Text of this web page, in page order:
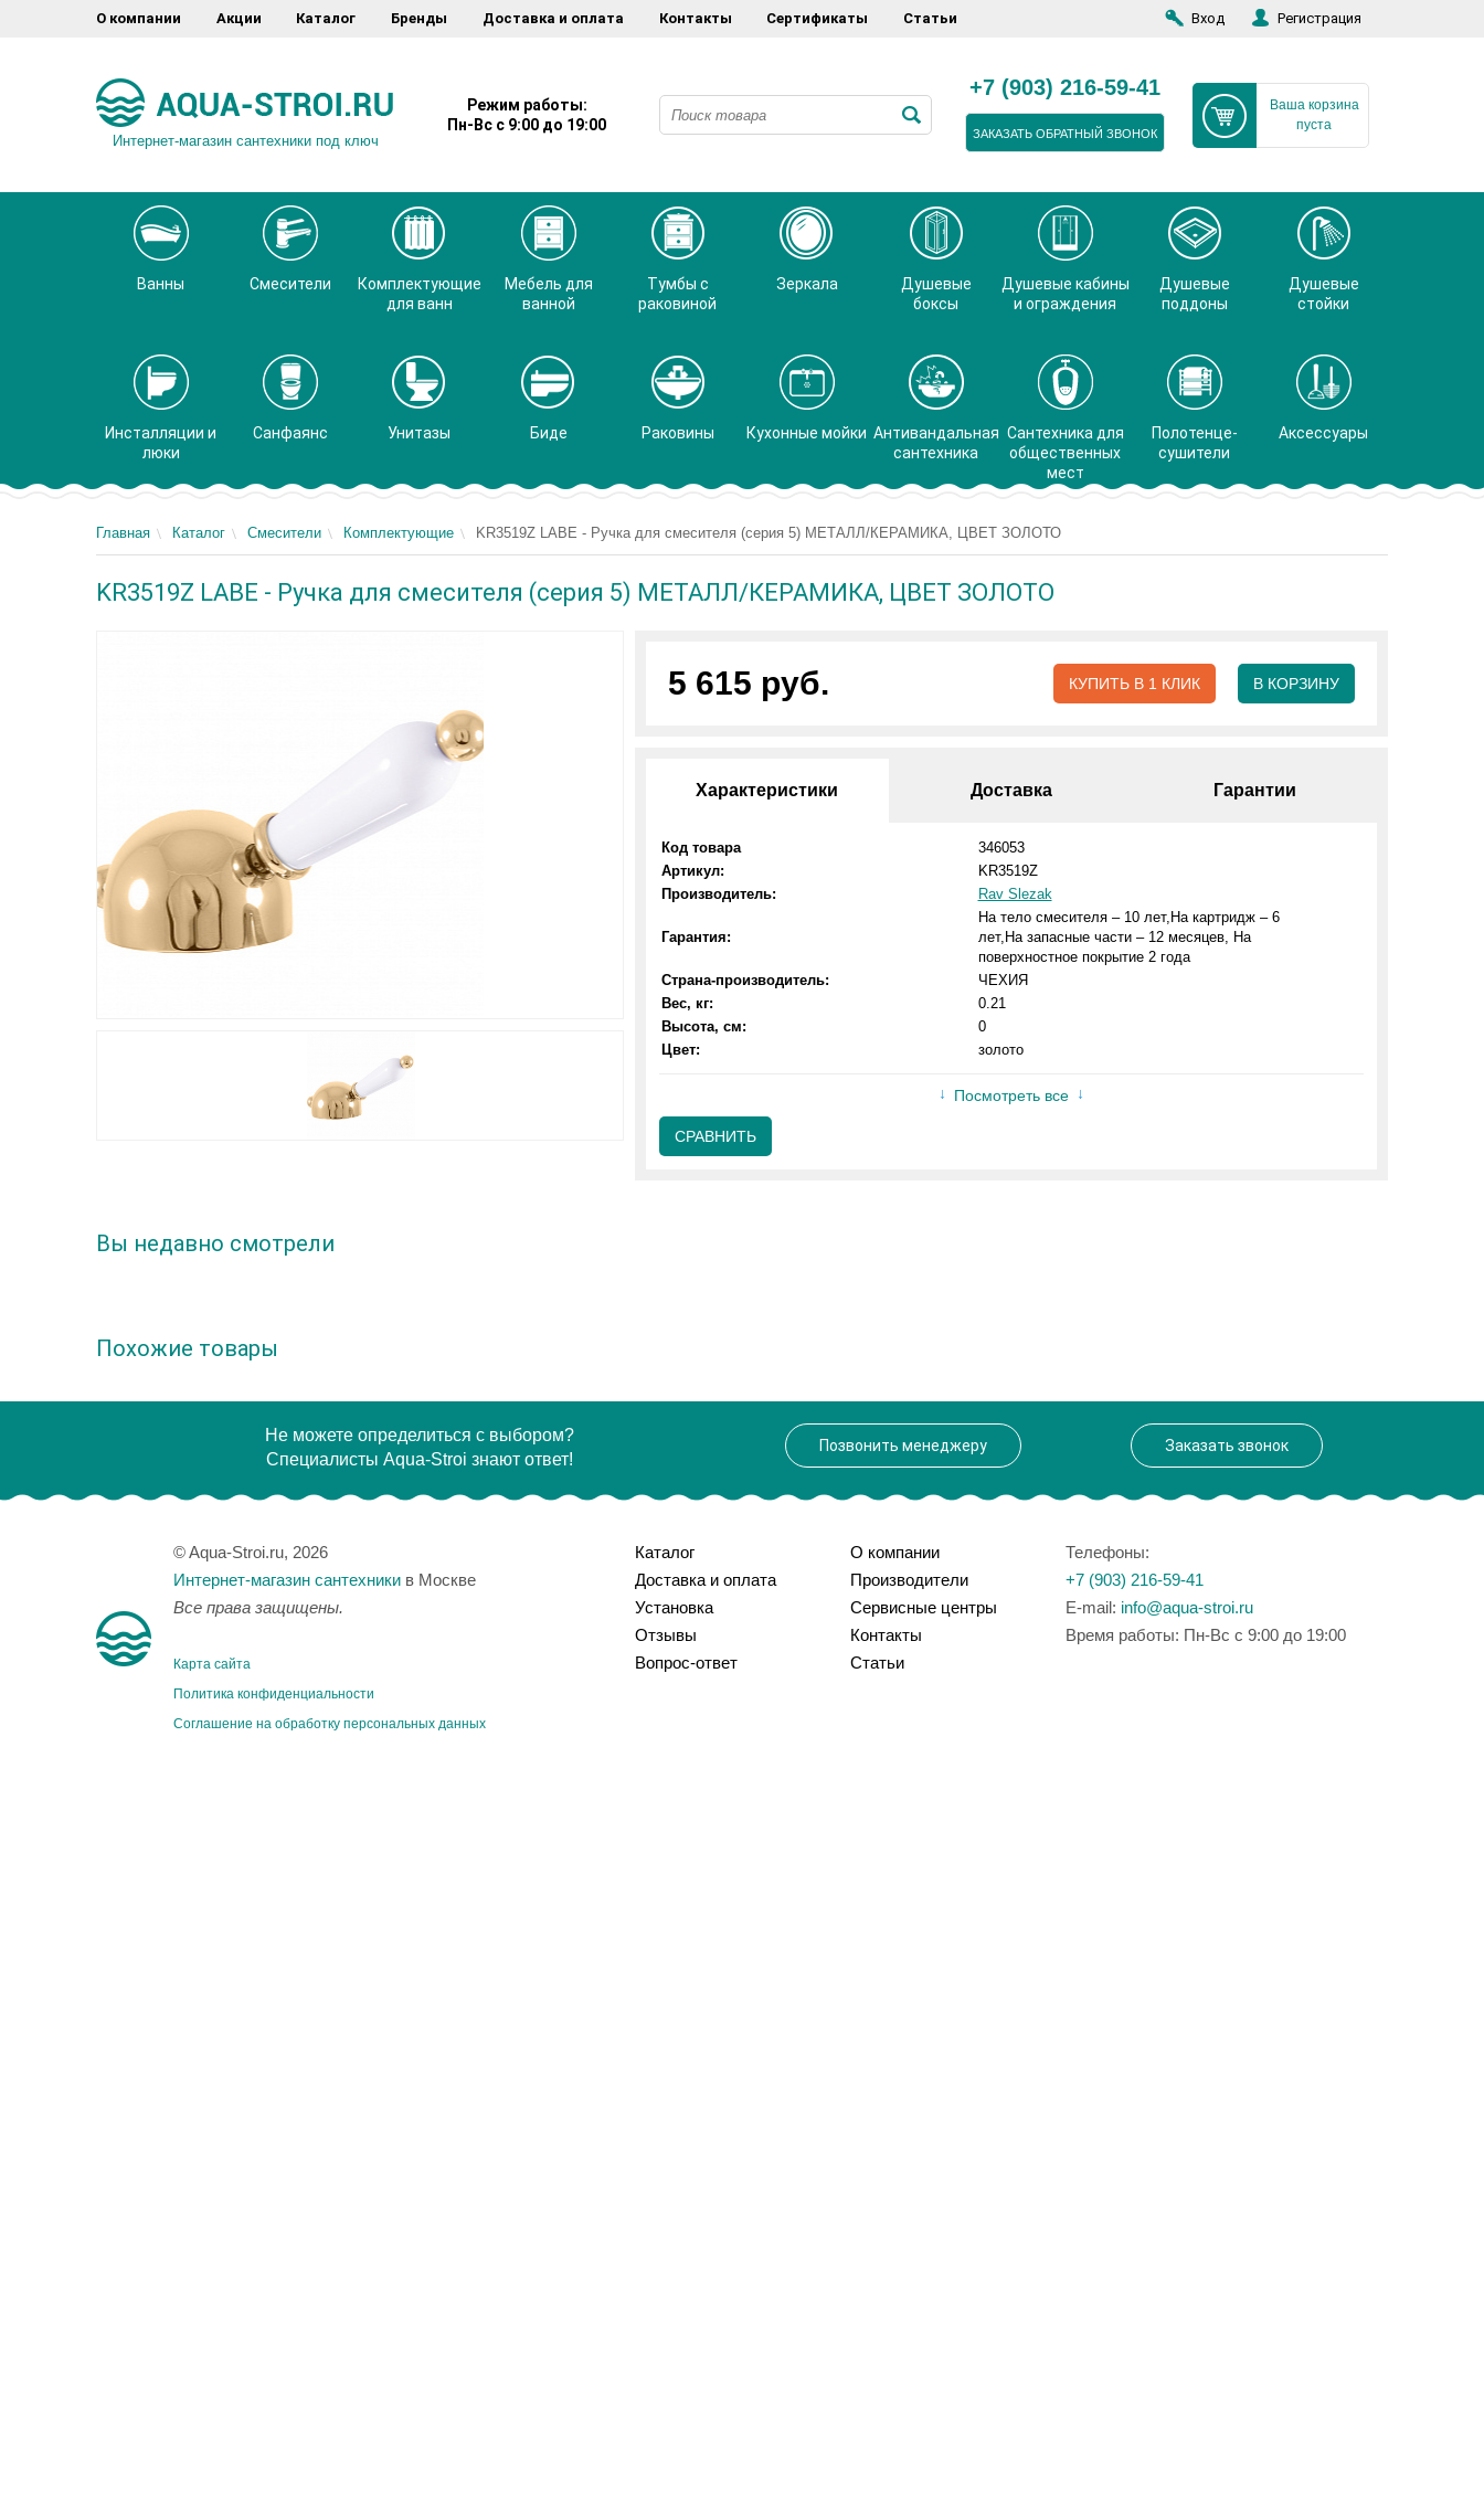
О компании Акции Каталог Бренды Доставка и оплата Контакты Сертификаты Статьи Вход Регистрация
Интернет-магазин сантехники под ключ
Режим работы:
Пн-Вс с 9:00 до 19:00
+7 (903) 216-59-41
ЗАКАЗАТЬ ОБРАТНЫЙ ЗВОНОК
Ваша корзина
пуста
Ванны Смесители
Комплектующие
для ванн
Мебель для
ванной
Тумбы с
раковиной
Зеркала
Душевые
боксы
Душевые кабины
и ограждения
Душевые
поддоны
Душевые
стойки
Инсталляции и
люки
Санфаянс Унитазы Биде Раковины Кухонные мойки Антивандальная
сантехника
Сантехника для
общественных
мест
Полотенце-
сушители
Аксессуары
Главная Каталог Смесители Комплектующие KR3519Z LABE - Ручка для смесителя (серия 5) МЕТАЛЛ/КЕРАМИКА, ЦВЕТ ЗОЛОТО
KR3519Z LABE - Ручка для смесителя (серия 5) МЕТАЛЛ/КЕРАМИКА, ЦВЕТ ЗОЛОТО
5 615 руб. КУПИТЬ В 1 КЛИК В КОРЗИНУ
Характеристики Доставка Гарантии
Код товара
346053
Артикул:
KR3519Z
Производитель:
Rav Slezak
Гарантия:
На тело смесителя – 10 лет,На картридж – 6
лет,На запасные части – 12 месяцев, На
поверхностное покрытие 2 года
Страна-производитель:
ЧЕХИЯ
Вес, кг:
0.21
Высота, см:
0
Цвет:
золото
Посмотреть все
СРАВНИТЬ
Вы недавно смотрели
Похожие товары
Не можете определиться с выбором?
Специалисты Aqua-Stroi знают ответ!
Позвонить менеджеру Заказать звонок
© Aqua-Stroi.ru, 2026
Интернет-магазин сантехники в Москве
Все права защищены.
Карта сайта
Политика конфиденциальности
Соглашение на обработку персональных данных
Каталог
Доставка и оплата
Установка
Отзывы
Вопрос-ответ
О компании
Производители
Сервисные центры
Контакты
Статьи
Телефоны:
+7 (903) 216-59-41
E-mail: info@aqua-stroi.ru
Время работы: Пн-Вс с 9:00 до 19:00